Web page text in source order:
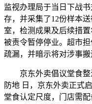
监视办理局于当日下战
存，并采集了12份样本
室，检测成果及后续措
被责令暂停停业。超市
疏漏，并暗示将对涉事
京东外卖倡议堂食整
防地 日，京东外卖正式
堂食认定尺度，门店需